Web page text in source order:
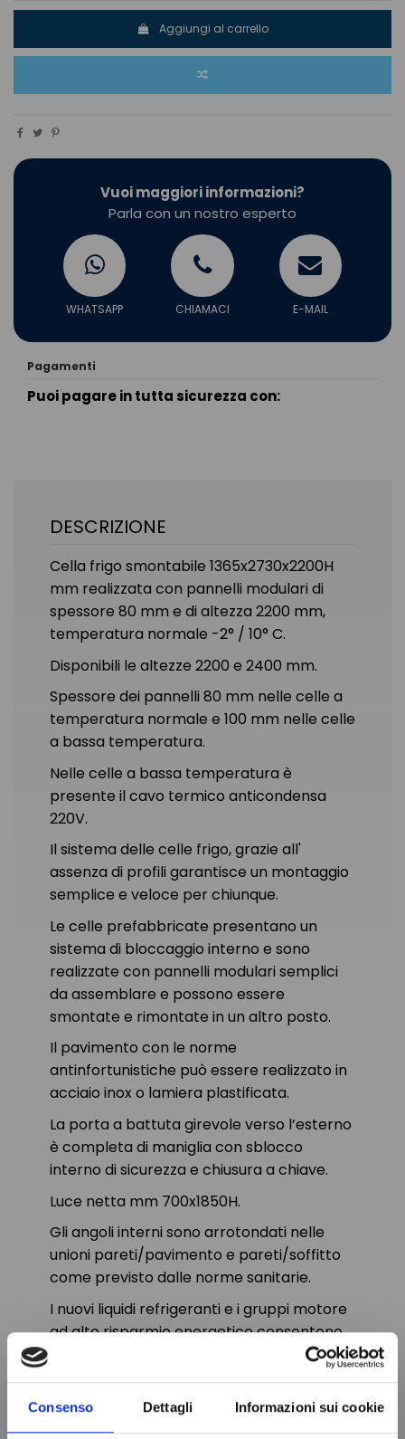
Consenso Dettagli Informazioni sui cookie
Aggiungi al carrello
Vuoi maggiori informazioni?
Parla con un nostro esperto
WHATSAPP CHIAMACI E-MAIL
Pagamenti
Puoi pagare in tutta sicurezza con:
DESCRIZIONE
Cella frigo smontabile 1365x2730x2200H
mm realizzata con pannelli modulari di
spessore 80 mm e di altezza 2200 mm,
temperatura normale -2° / 10° C.
Disponibili le altezze 2200 e 2400 mm.
Spessore dei pannelli 80 mm nelle celle a
temperatura normale e 100 mm nelle celle
a bassa temperatura.
Nelle celle a bassa temperatura è
presente il cavo termico anticondensa
220V.
Il sistema delle celle frigo, grazie all'
assenza di profili garantisce un montaggio
semplice e veloce per chiunque.
Le celle prefabbricate presentano un
sistema di bloccaggio interno e sono
realizzate con pannelli modulari semplici
da assemblare e possono essere
smontate e rimontate in un altro posto.
Il pavimento con le norme
antinfortunistiche può essere realizzato in
acciaio inox o lamiera plastificata.
La porta a battuta girevole verso l’esterno
è completa di maniglia con sblocco
interno di sicurezza e chiusura a chiave.
Luce netta mm 700x1850H.
Gli angoli interni sono arrotondati nelle
unioni pareti/pavimento e pareti/soffitto
come previsto dalle norme sanitarie.
I nuovi liquidi refrigeranti e i gruppi motore
ad alto risparmio energetico consentono
di ottenere fino alla CLASSE A (ETICHETTA
ENERGETICA EUROPEA) .